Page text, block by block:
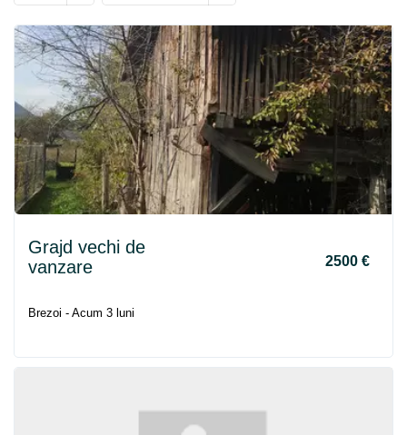
Grajd vechi de
vanzare
2500 €
Brezoi - Acum 3 luni